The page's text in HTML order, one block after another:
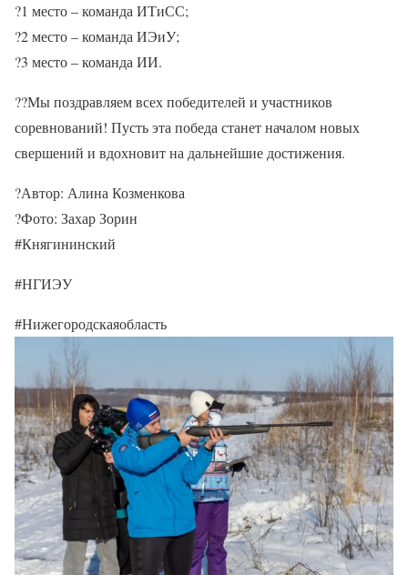
?1 место – команда ИТиСС;
?2 место – команда ИЭиУ;
?3 место – команда ИИ.
??Мы поздравляем всех победителей и участников
соревнований! Пусть эта победа станет началом новых
свершений и вдохновит на дальнейшие достижения.
?Автор: Алина Козменкова
?Фото: Захар Зорин
#Княгининский
#НГИЭУ
#Нижегородскаяобласть